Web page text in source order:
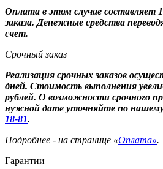
Оплата в этом случае составляет
заказа. Денежные средства
счет.
Срочный заказ
Реализация срочных заказов
дней. Стоимость выполнения
рублей. О возможности срочного
нужной дате уточняйте по
18-81.
Подробнее - на странице «Оплата».
Гарантии